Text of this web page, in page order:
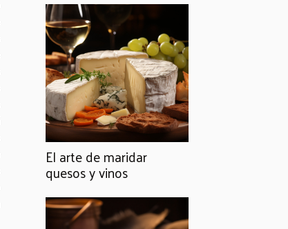
El arte de maridar
quesos y vinos